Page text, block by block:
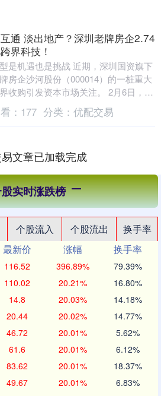
通 淡出地产？深圳老牌房企2.74
界科技！
是机遇也是挑战 近期，深圳国资旗下
房企沙河股份（000014）的一桩重大
收购引发资本市场关注。 2月6日，沙
股份披露重大资产购买草案，拟以支付
....
： 177 分类： 优配交易
文章已加载完成
实时涨跌榜
个股流入 个股流出
换手率
最新价 涨幅
换手率
116.52 396.89% 79.39%
110.02 20.21% 16.80%
14.8 20.03% 14.18%
20.44 20.02% 14.77%
46.72 20.01% 5.62%
61.6 20.01% 6.12%
83.62 20.01% 18.37%
49.67 20.01% 6.83%